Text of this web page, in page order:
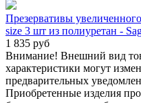
Презервативы
size 3 шт из полиуретан -
1 835 руб
Внимание! Внешний вид
характеристики могут
предварительных
Приобретенные изделия